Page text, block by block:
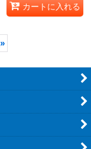
カートに入れる
»